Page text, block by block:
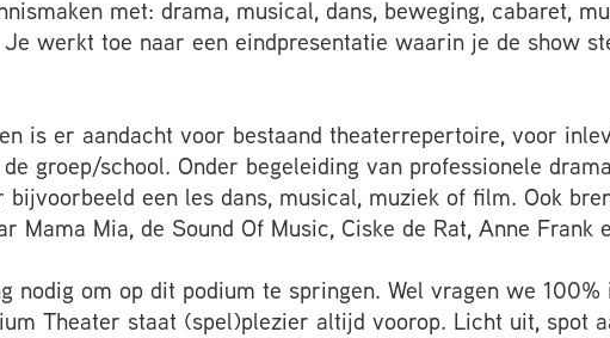
met: drama, musical, dans, beweging, cabaret,
werkt toe naar een eindpresentatie waarin je de show
is er aandacht voor bestaand theaterrepertoire, voor
de groep/school. Onder begeleiding van professionele
bijvoorbeeld een les dans, musical, muziek of film. Ook
Mama Mia, de Sound Of Music, Ciske de Rat, Anne Frank
nodig om op dit podium te springen. Wel vragen we
Theater staat (spel)plezier altijd voorop. Licht uit, spot